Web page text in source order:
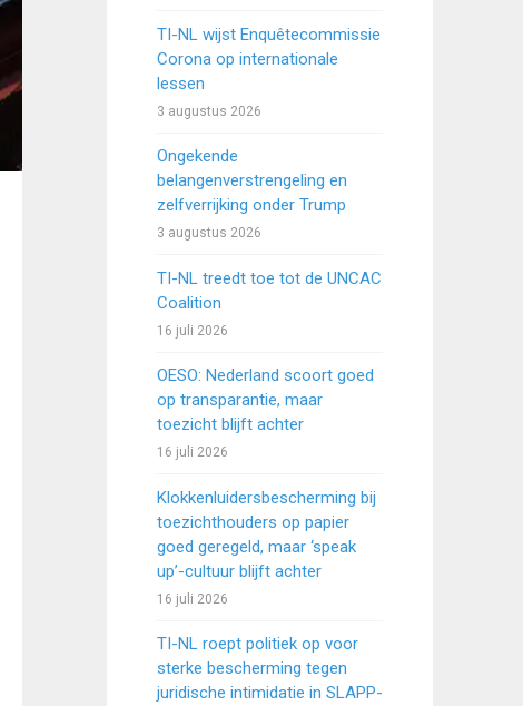
TI-NL wijst Enquêtecommissie
Corona op internationale
lessen
3 augustus 2026
Ongekende
belangenverstrengeling en
zelfverrijking onder Trump
3 augustus 2026
TI-NL treedt toe tot de UNCAC
Coalition
16 juli 2026
OESO: Nederland scoort goed
op transparantie, maar
toezicht blijft achter
16 juli 2026
Klokkenluidersbescherming bij
toezichthouders op papier
goed geregeld, maar ‘speak
up’-cultuur blijft achter
16 juli 2026
TI-NL roept politiek op voor
sterke bescherming tegen
juridische intimidatie in SLAPP-